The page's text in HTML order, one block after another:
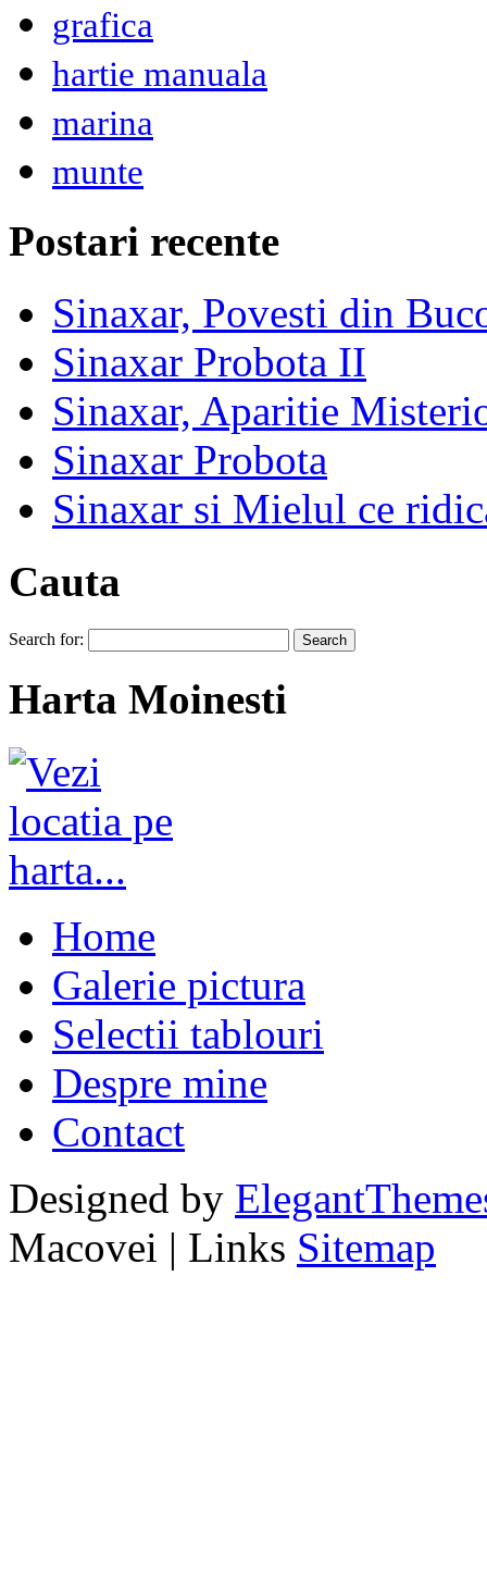
grafica
hartie manuala
marina
munte
Postari recente
Sinaxar, Povesti din
Sinaxar Probota II
Sinaxar, Aparitie
Sinaxar Probota
Sinaxar si Mielul ce
Cauta
Search for:
Harta Moinesti
Home
Galerie pictura
Selectii tablouri
Despre mine
Contact
Designed by
Macovei | Links Sitemap